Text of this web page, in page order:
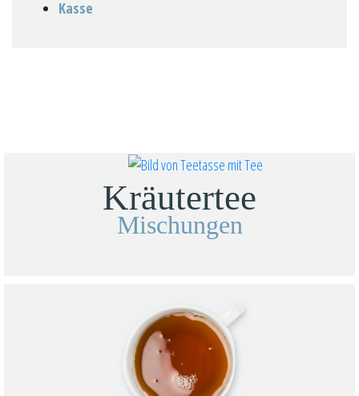
Kasse
Kräutertee
Mischungen